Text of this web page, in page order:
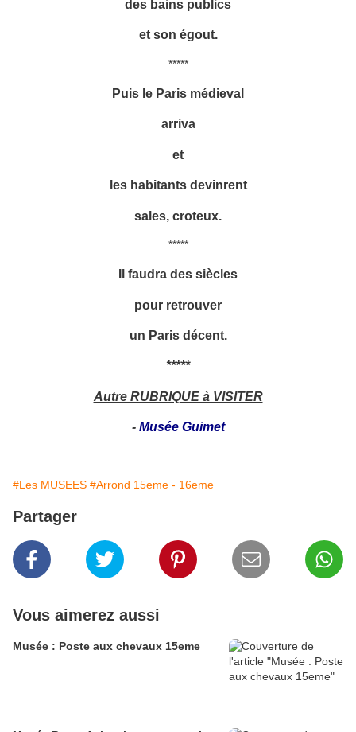
des bains publics
et son égout.
*****
Puis le Paris médieval
arriva
et
les habitants devinrent
sales, croteux.
*****
Il faudra des siècles
pour retrouver
un Paris décent.
*****
Autre RUBRIQUE à VISITER
- Musée Guimet
#Les MUSEES #Arrond 15eme - 16eme
Partager
Vous aimerez aussi
Musée : Poste aux chevaux 15eme